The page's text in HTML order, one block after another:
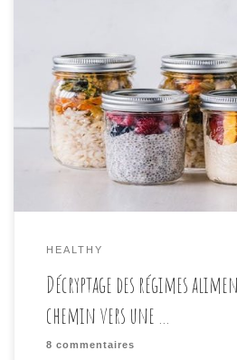
Bienvenue dans le monde
« healthy » ! Avec l’essor
de la santé et du bien-être, il
que les régimes alimentaires «
devenus un sujet brûlant de
méditerranéen et à indice
HEALTHY
Décryptage des régimes
chemin vers une …
8 commentaires